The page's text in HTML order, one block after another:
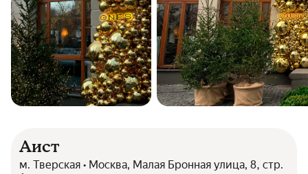
Аист
м. Тверская • Москва, Малая Бронная улица, 8, стр.